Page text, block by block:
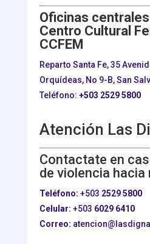
Oficinas
Centro Cultural
CCFEM
Reparto Santa Fe, 35
Orquídeas, No 9-B, San
Teléfono: +503 2529 5800
Atención Las
Contactate en
de violencia hacia
Teléfono: +503 2529 5800
Celular: +503 6029 6410
Correo: